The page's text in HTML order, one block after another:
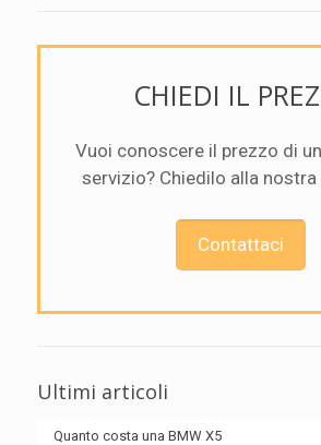
CHIEDI IL
Vuoi conoscere il prezzo di
servizio? Chiedilo alla nostra
Contattaci
Ultimi articoli
Quanto costa una BMW X5